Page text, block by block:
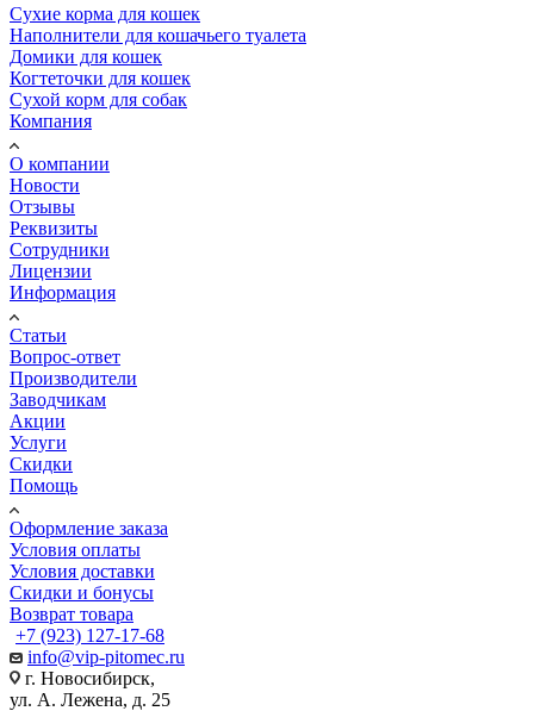
Сухие корма для кошек
Наполнители для кошачьего туалета
Домики для кошек
Когтеточки для кошек
Сухой корм для собак
Компания
О компании
Новости
Отзывы
Реквизиты
Сотрудники
Лицензии
Информация
Статьи
Вопрос-ответ
Производители
Заводчикам
Акции
Услуги
Скидки
Помощь
Оформление заказа
Условия оплаты
Условия доставки
Скидки и бонусы
Возврат товара
+7 (923) 127-17-68
info@vip-pitomec.ru
г. Новосибирск,
ул. А. Лежена, д. 25